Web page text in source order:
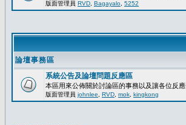
版面管理員 RVD Bagayalo 5252
論壇事務區
系統公告及論壇問題反應區
本區用來公佈關於討論區的事務以及讓各位反
版面管理員 johnlee RVD mok kingkong